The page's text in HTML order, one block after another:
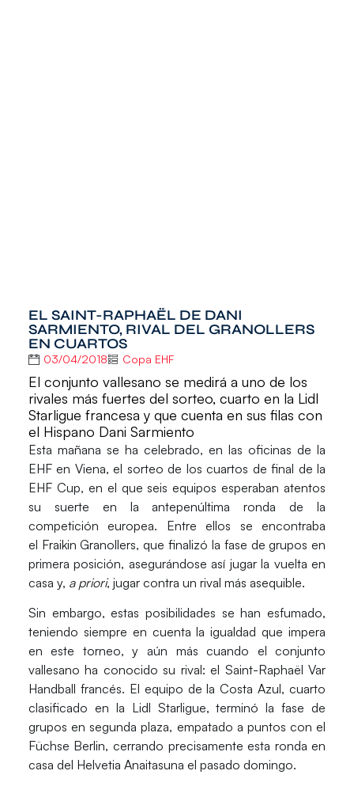
EL SAINT-RAPHAËL DE DANI
SARMIENTO, RIVAL DEL GRANOLLERS
EN CUARTOS
03/04/2018 Copa EHF
El conjunto vallesano se medirá a uno de los
rivales más fuertes del sorteo, cuarto en la Lidl
Starligue francesa y que cuenta en sus filas con
el Hispano Dani Sarmiento
Esta mañana se ha celebrado, en las oficinas de la
EHF en Viena, el sorteo de loscuartos de final de la
EHF Cup, en el que seis equipos esperaban atentos
su suerte en la antepenúltima ronda de la
competición europea. Entre ellos se encontraba
el Fraikin Granollers, que finalizó la fase de grupos en
primera posición, asegurándose así jugar la vuelta en
casa y, a priori, jugar contra un rival más asequible.
Sin embargo, estas posibilidades se han esfumado,
teniendo siempre en cuenta la igualdad que impera
en este torneo, y aún más cuando el conjunto
vallesano ha conocido su rival: el Saint-Raphaël Var
Handball francés. El equipo de la Costa Azul, cuarto
clasificado en la Lidl Starligue, terminó la fase de
grupos en segunda plaza, empatado a puntos con el
Füchse Berlin, cerrando precisamente esta ronda en
casa del Helvetia Anaitasuna el pasado domingo.